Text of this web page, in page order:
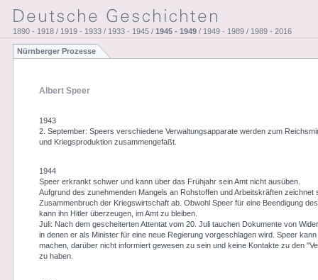
1890 - 1918 / 1919 - 1933 / 1933 - 1945 / 1945 - 1949 / 1949 - 1989 / 1989 - 2016
Nürnberger Prozesse
Albert Speer
1943
2. September: Speers verschiedene Verwaltungsapparate werden zum
und Kriegsproduktion zusammengefaßt.
1944
Speer erkrankt schwer und kann über das Frühjahr sein Amt nicht ausüben.
Aufgrund des zunehmenden Mangels an Rohstoffen und Arbeitskräften zeichnet
Zusammenbruch der Kriegswirtschaft ab. Obwohl Speer für eine Beendigung
kann ihn Hitler überzeugen, im Amt zu bleiben.
Juli: Nach dem gescheiterten Attentat vom 20. Juli tauchen Dokumente von
in denen er als Minister für eine neue Regierung vorgeschlagen wird. Speer
machen, darüber nicht informiert gewesen zu sein und keine Kontakte zu den
zu haben.